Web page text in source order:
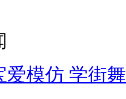
爱模仿 学街